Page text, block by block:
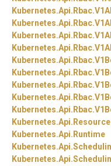
Kubernetes.Api. Rbac.
Kubernetes.Api. Rbac.
Kubernetes.Api. Rbac.
Kubernetes.Api. Rbac.
Kubernetes.Api. Rbac.
Kubernetes.Api. Rbac.
Kubernetes.Api. Rbac.
Kubernetes.Api. Rbac.
Kubernetes.Api. Rbac.
Kubernetes.Api. Resource
Kubernetes.Api. Runtime
Kubernetes.Api.
Kubernetes.Api.